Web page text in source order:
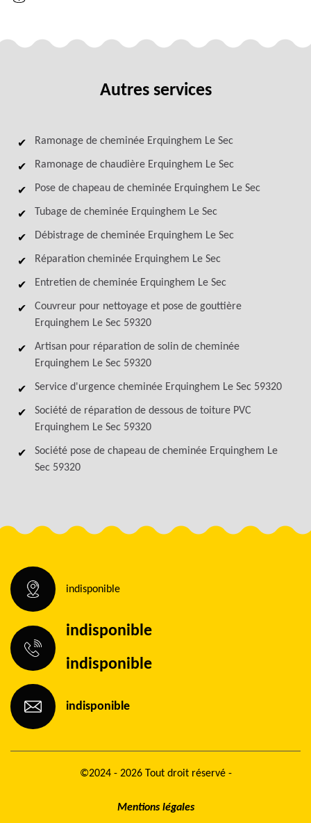
Autres services
Ramonage de cheminée Erquinghem Le Sec
Ramonage de chaudière Erquinghem Le Sec
Pose de chapeau de cheminée Erquinghem Le Sec
Tubage de cheminée Erquinghem Le Sec
Débistrage de cheminée Erquinghem Le Sec
Réparation cheminée Erquinghem Le Sec
Entretien de cheminée Erquinghem Le Sec
Couvreur pour nettoyage et pose de gouttière
Erquinghem Le Sec 59320
Artisan pour réparation de solin de cheminée
Erquinghem Le Sec 59320
Service d'urgence cheminée Erquinghem Le Sec 59320
Société de réparation de dessous de toiture PVC
Erquinghem Le Sec 59320
Société pose de chapeau de cheminée Erquinghem Le
Sec 59320
indisponible
indisponible
indisponible
indisponible
©2024 - 2026 Tout droit réservé -
Mentions légales